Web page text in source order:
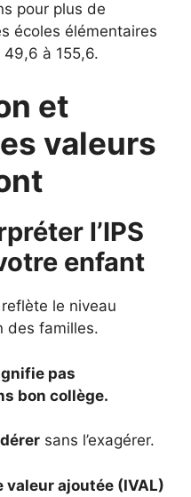
pour plus de
écoles élémentaires
à 155,6.
et
valeurs
l’IPS
enfant
reflète le niveau
des familles.
pas
bon collège.
sans l’exagérer.
valeur ajoutée (IVAL)